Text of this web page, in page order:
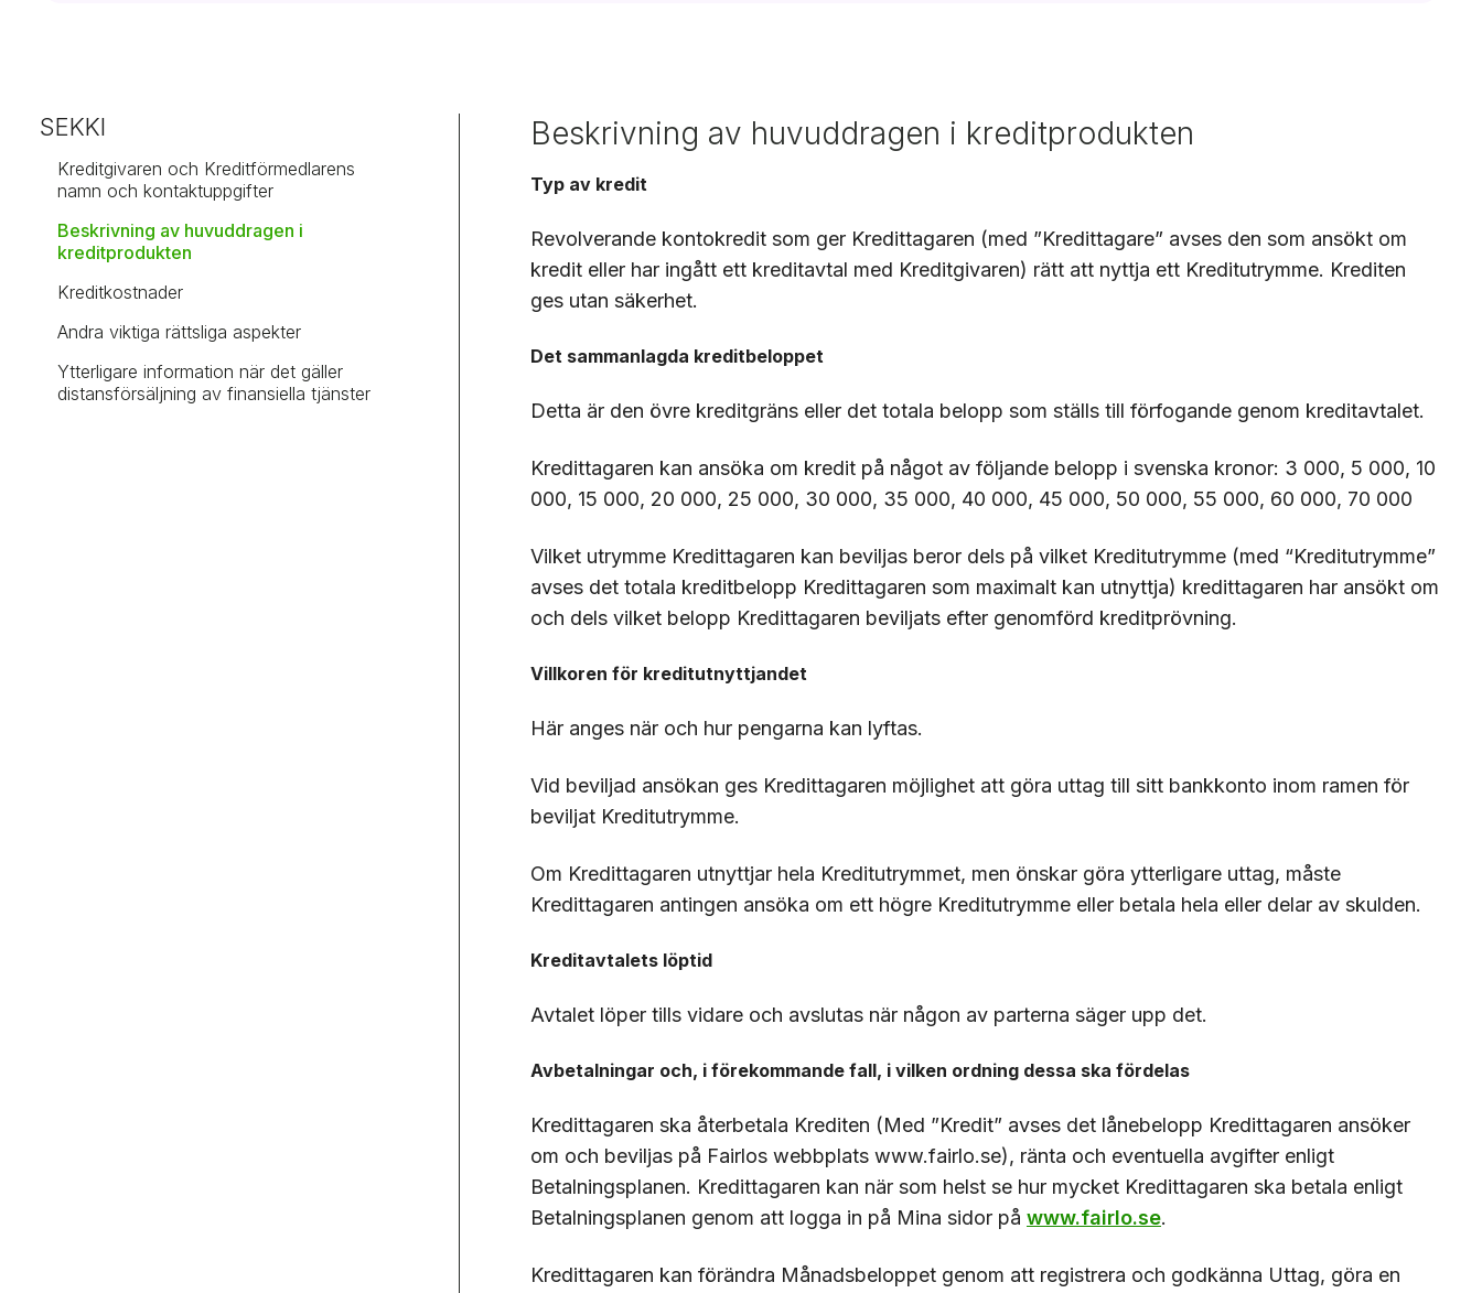
SEKKI
Kreditgivaren och Kreditförmedlarens
namn och kontaktuppgifter
Beskrivning av huvuddragen i
kreditprodukten
Kreditkostnader
Andra viktiga rättsliga aspekter
Ytterligare information när det gäller
distansförsäljning av finansiella tjänster
Beskrivning av huvuddragen i kreditprodukten
Typ av kredit
Revolverande kontokredit som ger Kredittagaren (med ”Kredittagare” avses den som ansökt om
kredit eller har ingått ett kreditavtal med Kreditgivaren) rätt att nyttja ett Kreditutrymme. Krediten
ges utan säkerhet.
Det sammanlagda kreditbeloppet
Detta är den övre kreditgräns eller det totala belopp som ställs till förfogande genom kreditavtalet.
Kredittagaren kan ansöka om kredit på något av följande belopp i svenska kronor: 3 000, 5 000, 10
000, 15 000, 20 000, 25 000, 30 000, 35 000, 40 000, 45 000, 50 000, 55 000, 60 000, 70 000
Vilket utrymme Kredittagaren kan beviljas beror dels på vilket Kreditutrymme (med “Kreditutrymme”
avses det totala kreditbelopp Kredittagaren som maximalt kan utnyttja) kredittagaren har ansökt om
och dels vilket belopp Kredittagaren beviljats efter genomförd kreditprövning.
Villkoren för kreditutnyttjandet
Här anges när och hur pengarna kan lyftas.
Vid beviljad ansökan ges Kredittagaren möjlighet att göra uttag till sitt bankkonto inom ramen för
beviljat Kreditutrymme.
Om Kredittagaren utnyttjar hela Kreditutrymmet, men önskar göra ytterligare uttag, måste
Kredittagaren antingen ansöka om ett högre Kreditutrymme eller betala hela eller delar av skulden.
Kreditavtalets löptid
Avtalet löper tills vidare och avslutas när någon av parterna säger upp det.
Avbetalningar och, i förekommande fall, i vilken ordning dessa ska fördelas
Kredittagaren ska återbetala Krediten (Med ”Kredit” avses det lånebelopp Kredittagaren ansöker
om och beviljas på Fairlos webbplats www.fairlo.se), ränta och eventuella avgifter enligt
Betalningsplanen. Kredittagaren kan när som helst se hur mycket Kredittagaren ska betala enligt
Betalningsplanen genom att logga in på Mina sidor på www.fairlo.se.
Kredittagaren kan förändra Månadsbeloppet genom att registrera och godkänna Uttag, göra en